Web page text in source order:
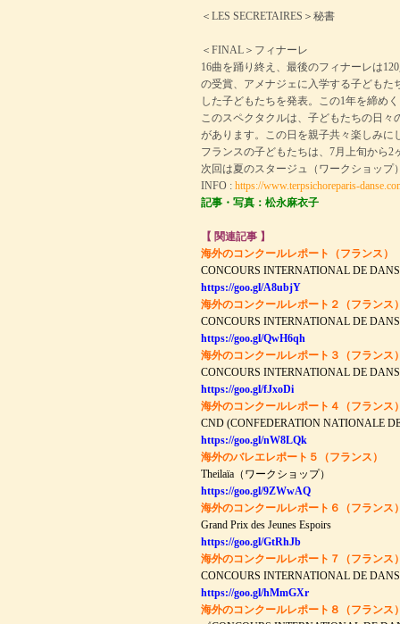
＜LES SECRETAIRES＞秘書
＜FINAL＞フィナーレ
16曲を踊り終え、最後のフィナーレは
の受賞、アメナジェに入学する子ども
した子どもたちを発表。この1年を締め
このスペクタクルは、子どもたちの日
があります。この日を親子共々楽しみ
フランスの子どもたちは、7月上旬から2
次回は夏のスタージュ（ワークショッ
INFO :https://www.terpsichoreparis-
記事・写真：松永麻衣子
【 関連記事 】
海外のコンクールレポート（フランス）
CONCOURS INTERNATIONAL DE
https://goo.gl/A8ubjY
海外のコンクールレポート２（フランス
CONCOURS INTERNATIONAL DE
https://goo.gl/QwH6qh
海外のコンクールレポート３（フランス
CONCOURS INTERNATIONAL DE
https://goo.gl/fJxoDi
海外のコンクールレポート４（フランス
CND (CONFEDERATION NATIONALE
https://goo.gl/nW8LQk
海外のバレエレポート５（フランス）
Theilaïa（ワークショップ）
https://goo.gl/9ZWwAQ
海外のコンクールレポート６（フランス
Grand Prix des Jeunes Espoirs
https://goo.gl/GtRhJb
海外のコンクールレポート７（フランス
CONCOURS INTERNATIONAL DE
https://goo.gl/hMmGXr
海外のコンクールレポート８（フランス